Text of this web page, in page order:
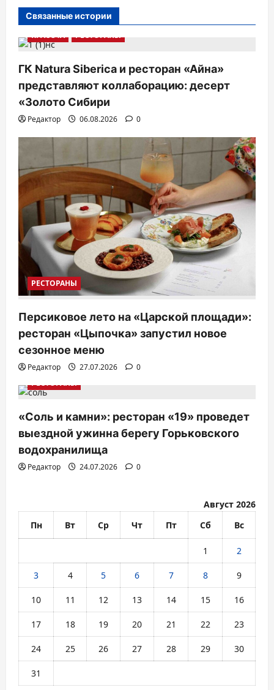
я
о
з
а
с
я
м
Связанные истории
КРАСОТА
РЕСТОРАНЫ
ГК Natura Siberica и ресторан «Айна»
представляют коллаборацию: десерт
«Золото Сибири
Редактор 06.08.2026 0
РЕСТОРАНЫ
Персиковое лето на «Царской площади»:
ресторан «Цыпочка» запустил новое
сезонное меню
Редактор 27.07.2026
0
РЕСТОРАНЫ
«Соль и камни»: ресторан «19» проведет
выездной ужинна берегу Горьковского
водохранилища
Редактор 24.07.2026 0
Август 2026
Пн
Вт Ср Чт Пт Сб Вс
1 2
3 4 5 6 7 8 9
10 11 12 13 14 15 16
17 18 19 20 21 22 23
24 25 26 27 28 29 30
31